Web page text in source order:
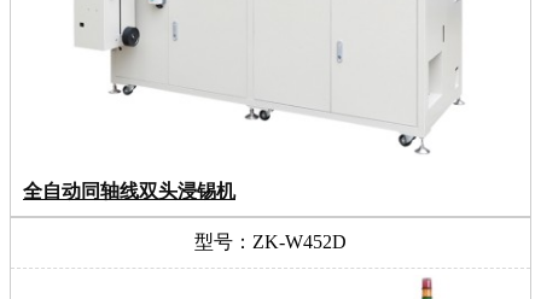
全自动同轴线双头浸锡机
型号：ZK-W452D